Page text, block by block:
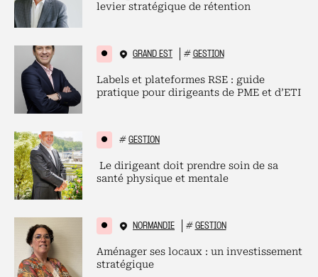
levier stratégique de rétention
GRAND EST # GESTION
Labels et plateformes RSE : guide
pratique pour dirigeants de PME et d’ETI
# GESTION
Le dirigeant doit prendre soin de sa
santé physique et mentale
NORMANDIE # GESTION
Aménager ses locaux : un investissement
stratégique